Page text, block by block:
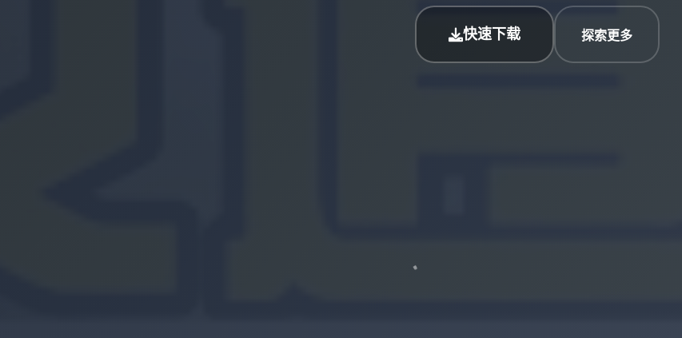
快速下载 探索更多